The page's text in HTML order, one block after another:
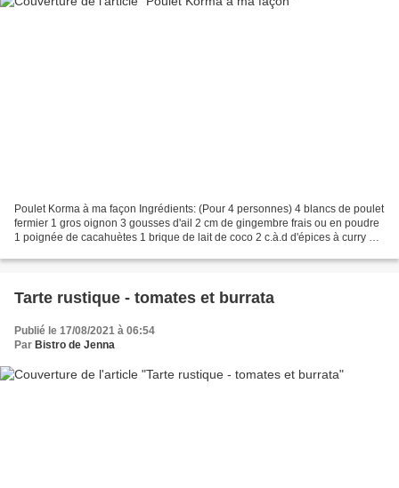
Poulet Korma à ma façon Ingrédients: (Pour 4 personnes) 4 blancs de poulet
fermier 1 gros oignon 3 gousses d'ail 2 cm de gingembre frais ou en poudre
1 poignée de cacahuètes 1 brique de lait de coco 2 c.à.d d'épices à curry 1
Tarte rustique - tomates et burrata
Publié le 17/08/2021 à 06:54
Par Bistro de Jenna